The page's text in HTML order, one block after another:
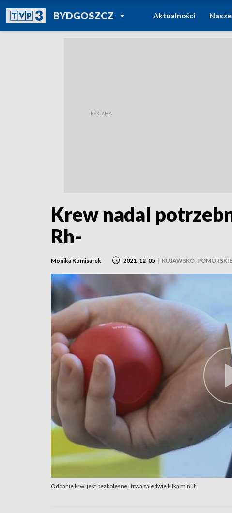
BYDGOSZCZPOWRÓT DO
TVP REGIONY
Aktualności
Krew nadal
Rh-
Monika Komisarek 2021-12-05 | KUJAWSKO-POMORSKIE
Oddanie krwi jest bezbolesne i trwa zaledwie kilka minut